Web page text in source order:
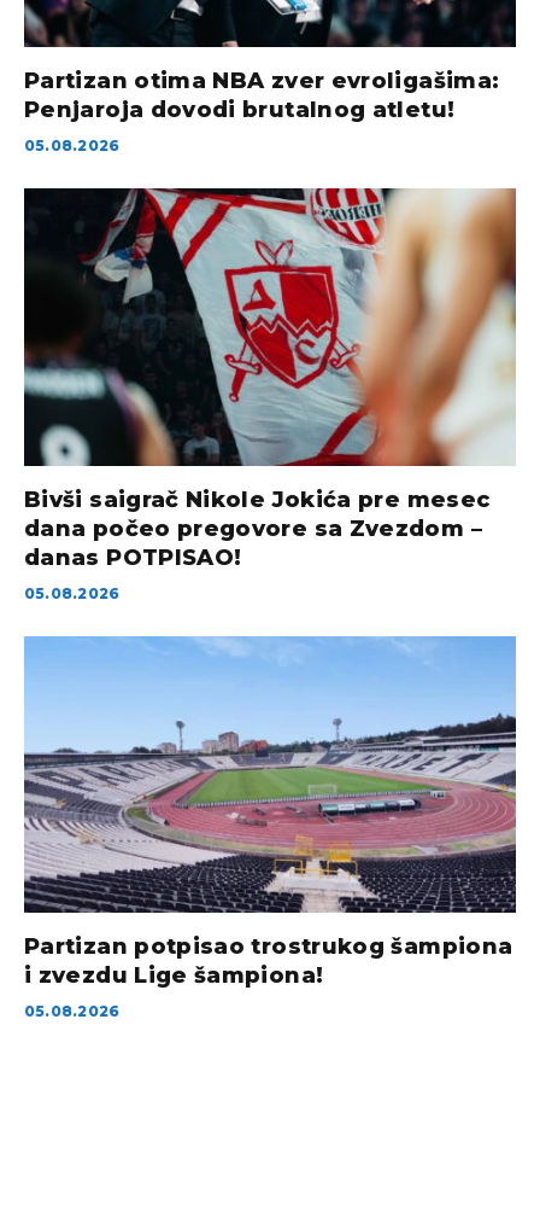
Partizan otima NBA zver evroligašima:
Penjaroja dovodi brutalnog atletu!
05.08.2026
Bivši saigrač Nikole Jokića pre mesec
dana počeo pregovore sa Zvezdom –
danas POTPISAO!
05.08.2026
Partizan potpisao trostrukog šampiona
i zvezdu Lige šampiona!
05.08.2026